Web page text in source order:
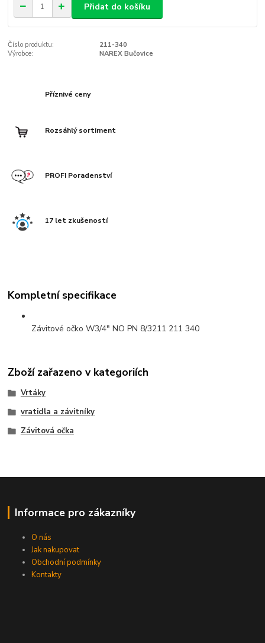
Přidat do košíku
Číslo produktu:
211-340
Výrobce:
NAREX Bučovice
Příznivé ceny
Rozsáhlý sortiment
PROFI Poradenství
17 let zkušeností
Kompletní specifikace
Závitové očko W3/4" NO PN 8/3211 211 340
Zboží zařazeno v kategoriích
Vrtáky
vratidla a závitníky
Závitová očka
Informace pro zákazníky
O nás
Jak nakupovat
Obchodní podmínky
Kontakty